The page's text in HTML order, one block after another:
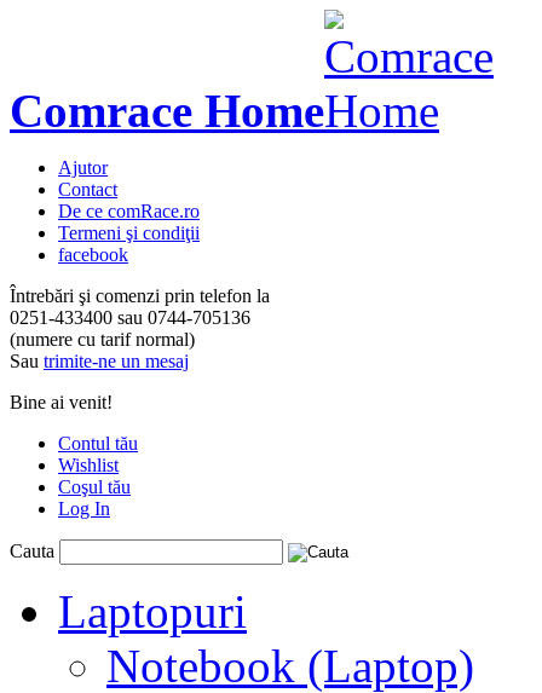
Comrace Home
Ajutor
Contact
De ce comRace.ro
Termeni şi condiţii
facebook
Întrebări şi comenzi prin telefon la
0251-433400 sau 0744-705136
(numere cu tarif normal)
Sau trimite-ne un mesaj
Bine ai venit!
Contul tău
Wishlist
Coşul tău
Log In
Cauta
Laptopuri
Notebook (Laptop)